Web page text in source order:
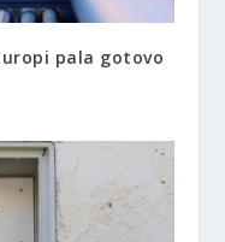
pala gotovo